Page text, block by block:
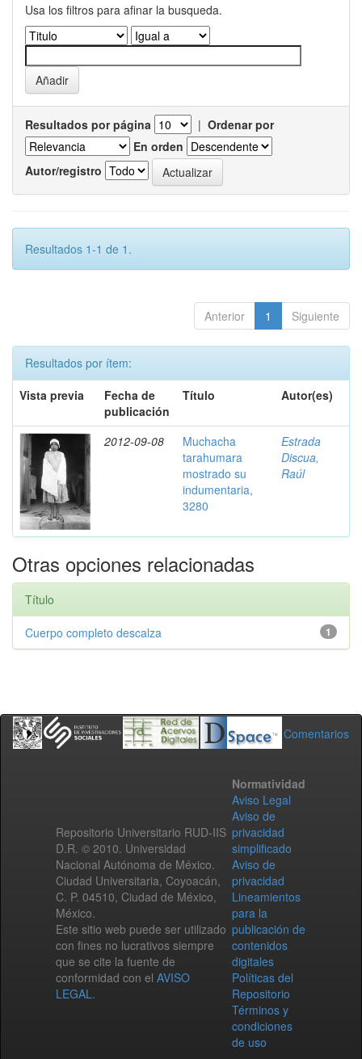
Usa los filtros para afinar la busqueda.
Resultados por página | Ordenar por
En orden
Autor/registro
Resultados 1-1 de 1.
Anterior 1 Siguiente
Resultados por ítem:
Vista previa
Fecha de
publicación
Título Autor(es)
2012-09-08
Muchacha
tarahumara
mostrado su
indumentaria,
3280
Estrada
Discua,
Raúl
Otras opciones relacionadas
Título
1
Cuerpo completo descalza
Comentarios
Repositorio Universitario RUD-IIS
D.R. © 2010. Universidad
Nacional Autónoma de México.
Ciudad Universitaria, Coyoacán,
C. P. 04510, Ciudad de México,
México.
Este sitio web puede ser utilizado
con fines no lucrativos siempre
que se cite la fuente de
conformidad con el AVISO
LEGAL.
Normatividad
Aviso Legal
Aviso de
privacidad
simplificado
Aviso de
privacidad
Lineamientos
para la
publicación de
contenidos
digitales
Políticas del
Repositorio
Términos y
condiciones
de uso